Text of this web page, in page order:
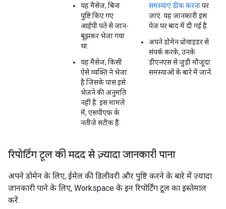
यह मैसेज, बिना
पुष्टि किए गए
आईपी पते से जान-
बूझकर भेजा गया
था.
यह मैसेज, किसी
ऐसे व्यक्ति ने भेजा
है जिसके पास इसे
भेजने की अनुमति
नहीं है. इस मामले
में, एसपीएफ़ के
नतीजे सटीक हैं.
समस्याएं ठीक करनापर
जाएं. यह जानकारी इस
पेज पर बाद में दी गई है.
अपने डोमेन प्रोवाइडर से
संपर्क करके, उनके
डीएनएस से जुड़ी मौजूदा
समस्याओं के बारे में जानें.
रिपोर्टिंग टूल की मदद से ज़्यादा जानकारी पाना
अपने डोमेन के लिए, ईमेल की डिलीवरी और पुष्टि करने के बारे में ज़्यादा
जानकारी पाने के लिए, Workspace के इन रिपोर्टिंग टूल का इस्तेमाल
करें.